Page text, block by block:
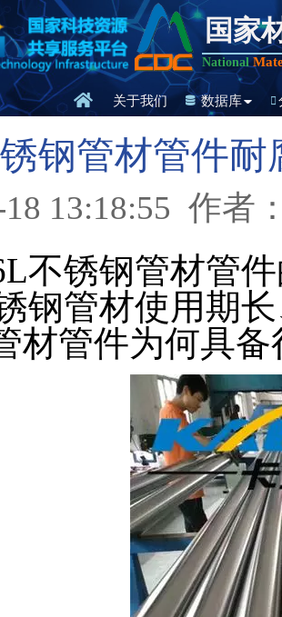
国家
National
关于我们 数据库
钢管材管件
13:18:55 作者
不锈钢管材管
钢管材使用期
材管件为何具